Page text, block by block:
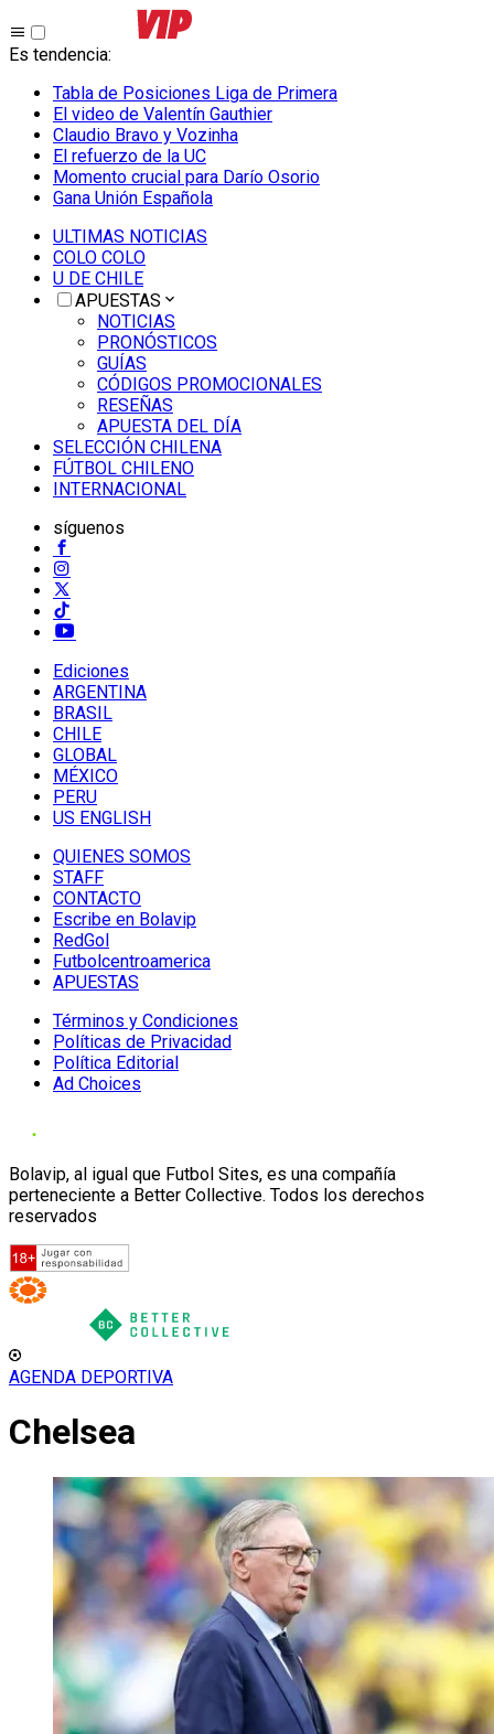
Es tendencia:
Tabla de Posiciones Liga de Primera
El video de Valentín Gauthier
Claudio Bravo y Vozinha
El refuerzo de la UC
Momento crucial para Darío Osorio
Gana Unión Española
ULTIMAS NOTICIAS
COLO COLO
U DE CHILE
APUESTAS
NOTICIAS
PRONÓSTICOS
GUÍAS
CÓDIGOS PROMOCIONALES
RESEÑAS
APUESTA DEL DÍA
SELECCIÓN CHILENA
FÚTBOL CHILENO
INTERNACIONAL
síguenos
Ediciones
ARGENTINA
BRASIL
CHILE
GLOBAL
MÉXICO
PERU
US ENGLISH
QUIENES SOMOS
STAFF
CONTACTO
Escribe en Bolavip
RedGol
Futbolcentroamerica
APUESTAS
Términos y Condiciones
Políticas de Privacidad
Política Editorial
Ad Choices
Bolavip, al igual que Futbol Sites, es una compañía
perteneciente a Better Collective. Todos los derechos
reservados
AGENDA DEPORTIVA
Chelsea